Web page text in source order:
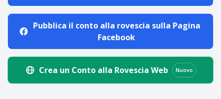
Pubblica il conto alla rovescia sulla Pagina
Facebook
Crea un Conto alla Rovescia Web Nuovo